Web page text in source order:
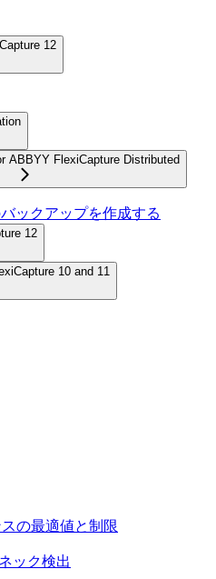
12
ABBYY FlexiCapture Distributed
ックアップを作成する
12
10 and 11
の最適値と制限
ック検出